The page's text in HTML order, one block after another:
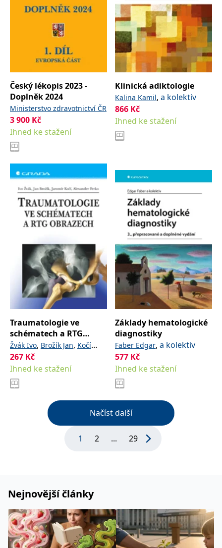
Český lékopis 2023 -
Doplněk 2024
Ministerstvo zdravotnictví ČR
3 900 Kč
Ihned ke stažení
Klinická adiktologie
Kalina Kamil, a kolektiv
866 Kč
Ihned ke stažení
Traumatologie ve
schématech a RTG
obrazech
Žvák Ivo, Brožík Jan, Kočí
Jaromír,
267 Kč
Ihned ke stažení
Základy hematologické
diagnostiky
Faber Edgar, a kolektiv
577 Kč
Ihned ke stažení
Načíst další
1 2 ... 29
Nejnovější články